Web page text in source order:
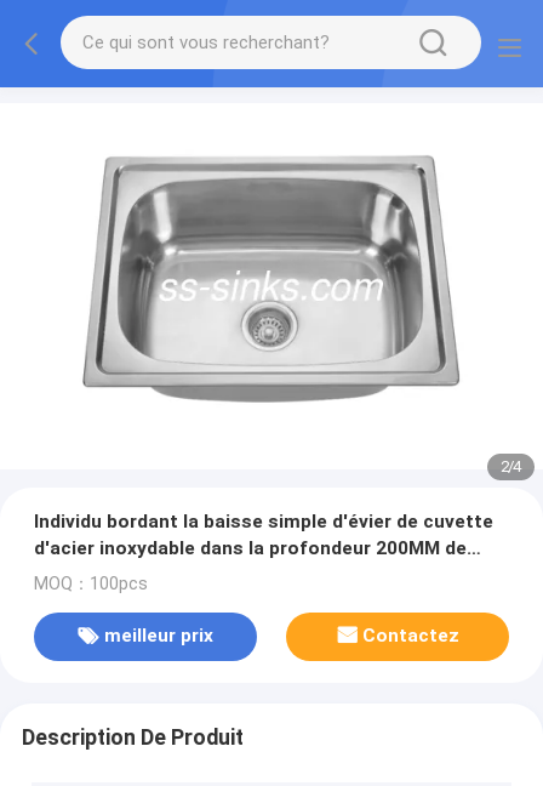
2/4
Individu bordant la baisse simple d'évier de cuvette
d'acier inoxydable dans la profondeur 200MM de
cuisine
MOQ：100pcs
meilleur prix Contactez
Description De Produit